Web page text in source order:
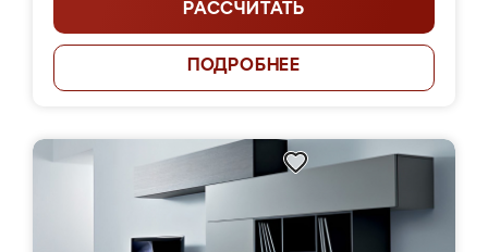
РАССЧИТАТЬ
ПОДРОБНЕЕ